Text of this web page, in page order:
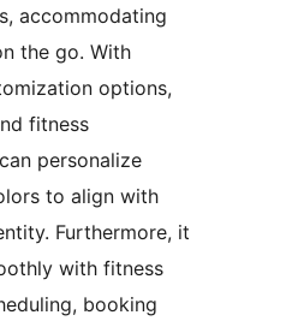
accommodating
the go. With
options,
fitness
personalize
to align with
Furthermore, it
with fitness
booking